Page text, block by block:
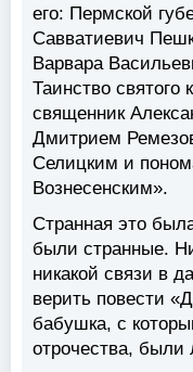
его: Пермской
Савватиевич
Варвара
Таинство
священник
Дмитрием
Селицким и
Вознесенским».
Странная это
были странные.
никакой связи в
верить повести
бабушка, с
отрочества,